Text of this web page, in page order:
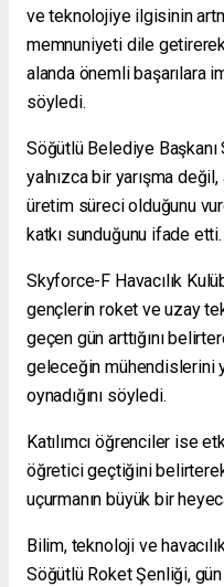
ve teknolojiye ilgisinin
memnuniyeti dile
alanda önemli başarılara
söyledi.
Söğütlü Belediye
yalnızca bir yarışma
üretim süreci olduğunu
katkı sunduğunu ifade etti.
Skyforce-F Havacılık
gençlerin roket ve uzay
geçen gün arttığını
geleceğin mühendislerini
oynadığını söyledi.
Katılımcı öğrenciler ise
öğretici geçtiğini
uçurmanın büyük bir
Bilim, teknoloji ve
Söğütlü Roket Şenliği,